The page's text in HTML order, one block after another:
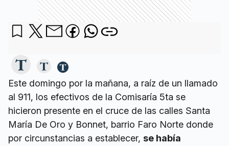
Este domingo por la mañana, a raíz de un llamado
al 911, los efectivos de la Comisaría 5ta se
hicieron presente en el cruce de las calles Santa
María De Oro y Bonnet, barrio Faro Norte donde
por circunstancias a establecer, se había